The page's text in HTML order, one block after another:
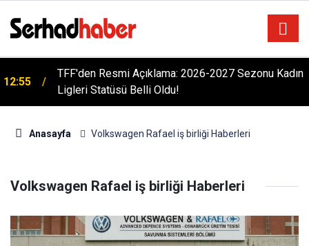
12:55
TFF'den Resmi Açıklama: 2026-2027 Sezonu Kadın
Ligleri Statüsü Belli Oldu!
Anasayfa Volkswagen Rafael iş birliği Haberleri
Volkswagen Rafael iş birliği Haberleri